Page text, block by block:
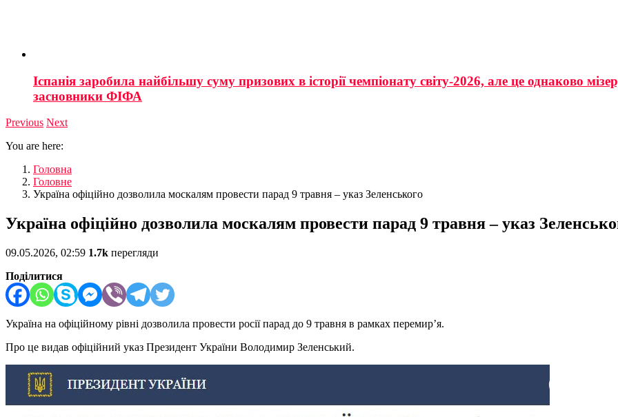
Іспанія заробила найбільшу суму призових в історії чемпіонату світу-2026, але це однаково
засновники ФІФА
Previous Next
You are here:
Головна
Головне
Україна офіційно дозволила москалям провести парад 9 травня – указ Зеленського
Україна офіційно дозволила москалям провести парад 9 травня – указ
09.05.2026, 02:59 1.7k перегляди
Поділитися
Україна на офіційному рівні дозволила провести росії парад до 9 травня в рамках перемир’я.
Про це видав офіційний указ Президент України Володимир Зеленський.